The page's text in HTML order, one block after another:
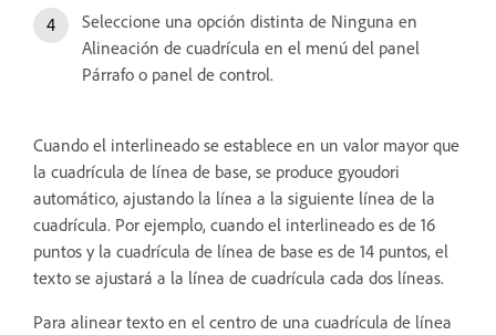
Seleccione una opción distinta de Ninguna en
Alineación de cuadrícula en el menú del panel
Párrafo o panel de control.
Cuando el interlineado se establece en un valor mayor que
la cuadrícula de línea de base, se produce gyoudori
automático, ajustando la línea a la siguiente línea de la
cuadrícula. Por ejemplo, cuando el interlineado es de 16
puntos y la cuadrícula de línea de base es de 14 puntos, el
texto se ajustará a la línea de cuadrícula cada dos líneas.
Para alinear texto en el centro de una cuadrícula de línea